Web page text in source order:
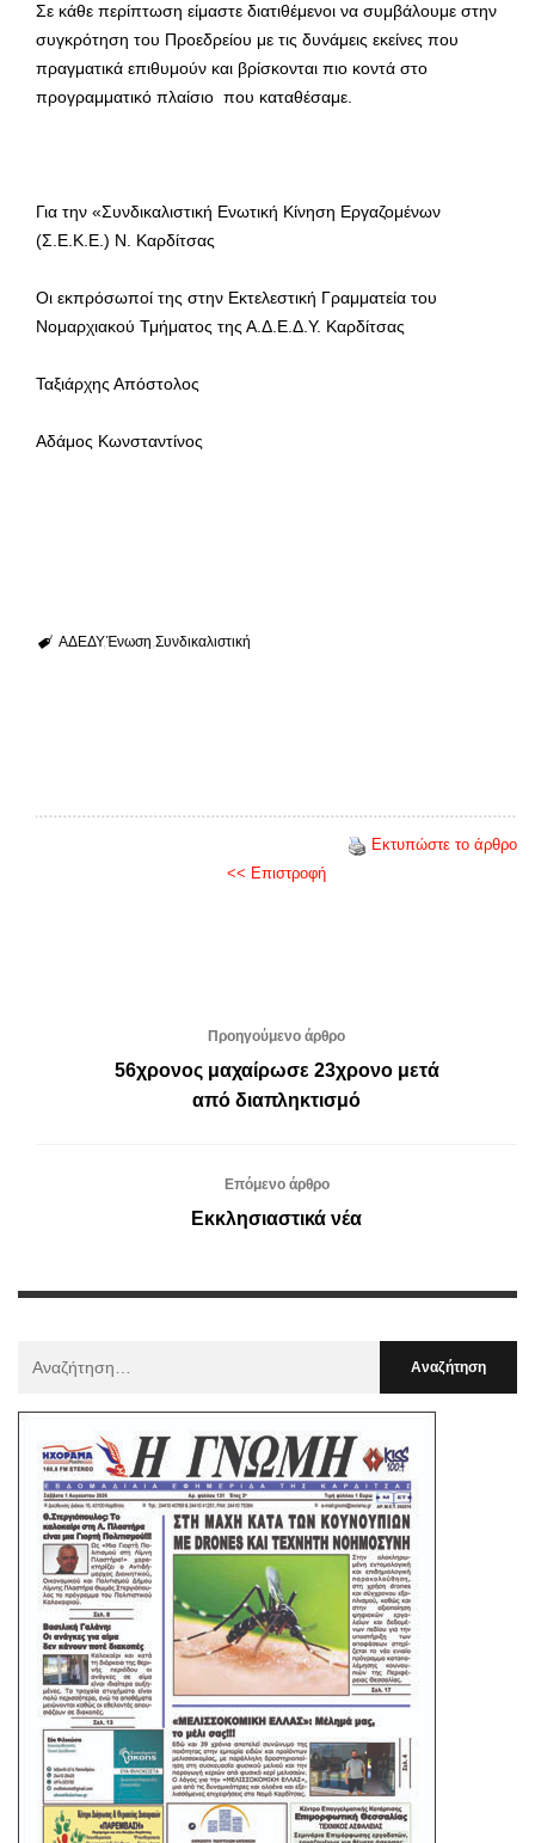
Σε κάθε περίπτωση είμαστε διατιθέμενοι να συμβάλουμε στην
συγκρότηση του Προεδρείου με τις δυνάμεις εκείνες που
πραγματικά επιθυμούν και βρίσκονται πιο κοντά στο
προγραμματικό πλαίσιο που καταθέσαμε.
Για την «Συνδικαλιστική Ενωτική Κίνηση Εργαζομένων
(Σ.Ε.Κ.Ε.) Ν. Καρδίτσας
Οι εκπρόσωποί της στην Εκτελεστική Γραμματεία του
Νομαρχιακού Τμήματος της Α.Δ.Ε.Δ.Υ. Καρδίτσας
Ταξιάρχης Απόστολος
Αδάμος Κωνσταντίνος
ΑΔΕΔΥ Ένωση Συνδικαλιστική
Εκτυπώστε το άρθρο
<< Επιστροφή
Προηγούμενο άρθρο
56χρονος μαχαίρωσε 23χρονο μετά
από διαπληκτισμό
Επόμενο άρθρο
Εκκλησιαστικά νέα
: